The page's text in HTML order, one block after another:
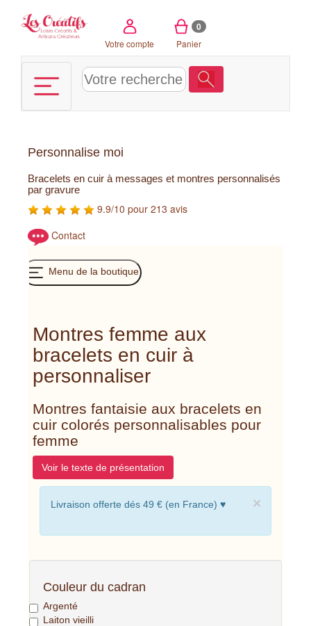
Votre compte
0
Panier
Personnalise moi
Bracelets en cuir à messages et montres personnalisés
par gravure
9.9/10 pour 213 avis
Contact
Menu de la boutique
Montres femme aux
bracelets en cuir à
personnaliser
Montres fantaisie aux bracelets en
cuir colorés personnalisables pour
femme
Voir le texte de présentation
×
Livraison offerte dés 49 € (en France) ♥
Couleur du cadran
Argenté
Laiton vieilli